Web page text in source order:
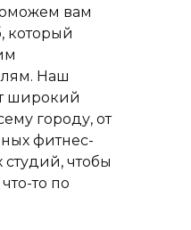
вам
который
Наш
широкий
городу, от
фитнес-
чтобы
то по